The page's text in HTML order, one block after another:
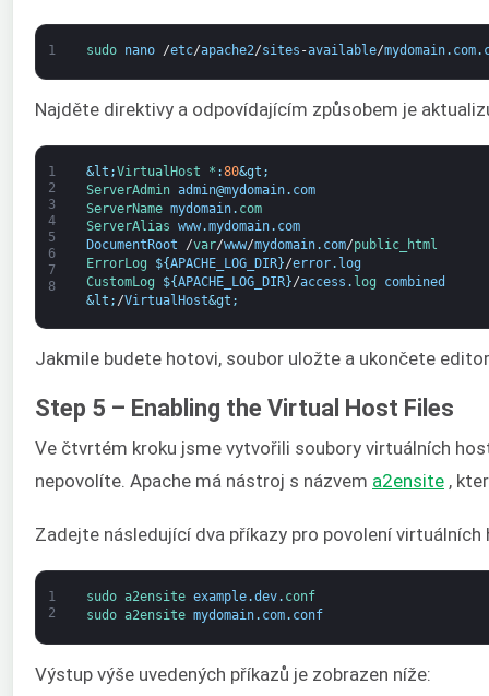
1 sudo nano /etc/apache2/sites -available/mydomain. com.
Najděte direktivy a odpovídajícím způsobem je
1
2
3
4
5
6
7
8
&lt;VirtualHost * :80&gt;
ServerAdmin admin@mydomain. com
ServerName mydomain. com
ServerAlias www.mydomain. com
DocumentRoot
/var/www/mydomain. com/public_html
ErrorLog
${APACHE_LOG_DIR}/error. log
CustomLog
${APACHE_LOG_DIR}/access . log
combined
&lt; /VirtualHost&gt;
Jakmile budete hotovi, soubor uložte a ukončete
Step 5 – Enabling the Virtual Host Files
Ve čtvrtém kroku jsme vytvořili soubory virtuálních
nepovolíte. Apache má nástroj s názvem a2ensite ,
Zadejte následující dva příkazy pro povolení
1
2
sudo a2ensite example.dev. conf
sudo a2ensite mydomain. com. conf
Výstup výše uvedených příkazů je zobrazen níže: